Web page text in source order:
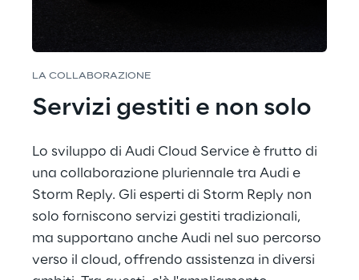
LA COLLABORAZIONE
Servizi gestiti e non solo
Lo sviluppo di Audi Cloud Service è frutto di
una collaborazione pluriennale tra Audi e
Storm Reply. Gli esperti di Storm Reply non
solo forniscono servizi gestiti tradizionali,
ma supportano anche Audi nel suo percorso
verso il cloud, offrendo assistenza in diversi